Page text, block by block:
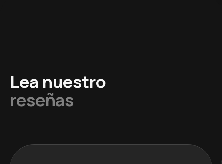
Lea nuestro
reseñas